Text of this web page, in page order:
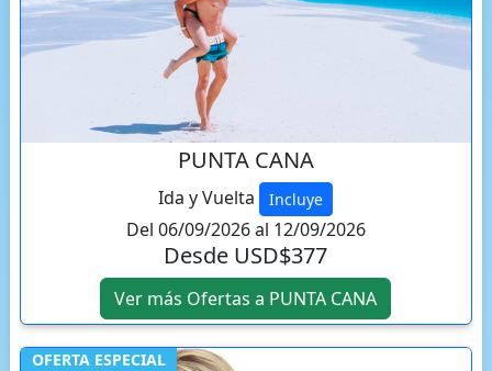
PUNTA CANA
Ida y Vuelta Incluye
Del 06/09/2026 al 12/09/2026
Desde USD$377
Ver más Ofertas a PUNTA CANA
OFERTA ESPECIAL